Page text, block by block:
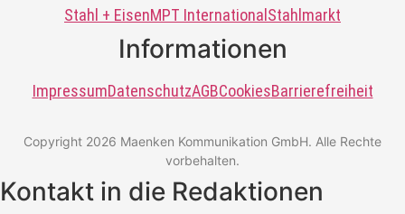
Stahl + EisenMPT International Stahlmarkt
Informationen
ImpressumDatenschutzAGBCookiesBarrierefreiheit
Copyright 2026 Maenken Kommunikation GmbH. Alle Rechte
vorbehalten.
Kontakt in die Redaktionen